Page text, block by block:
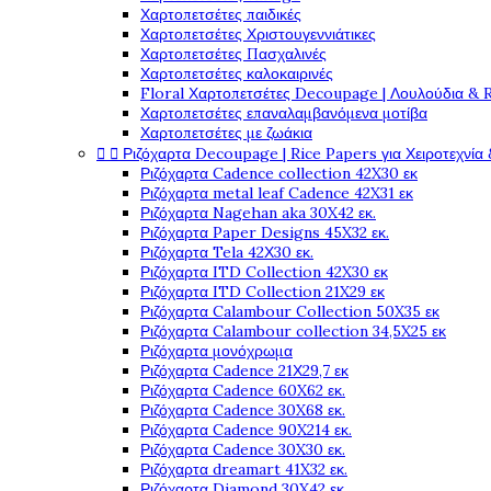
Χαρτοπετσέτες παιδικές
Χαρτοπετσέτες Χριστουγεννιάτικες
Χαρτοπετσέτες Πασχαλινές
Χαρτοπετσέτες καλοκαιρινές
Floral Χαρτοπετσέτες Decoupage | Λουλούδια &
Χαρτοπετσέτες επαναλαμβανόμενα μοτίβα
Χαρτοπετσέτες με ζωάκια
  Ριζόχαρτα Decoupage | Rice Papers για Χειροτεχνία
Ριζόχαρτα Cadence collection 42X30 εκ
Ριζόχαρτα metal leaf Cadence 42X31 εκ
Ριζόχαρτα Nagehan aka 30X42 εκ.
Ριζόχαρτα Paper Designs 45X32 εκ.
Ριζόχαρτα Tela 42Χ30 εκ.
Ριζόχαρτα ITD Collection 42X30 εκ
Ριζόχαρτα ITD Collection 21X29 εκ
Ριζόχαρτα Calambour Collection 50X35 εκ
Ριζόχαρτα Calambour collection 34,5X25 εκ
Ριζόχαρτα μονόχρωμα
Ριζόχαρτα Cadence 21Χ29,7 εκ
Ριζόχαρτα Cadence 60X62 εκ.
Ριζόχαρτα Cadence 30X68 εκ.
Ριζόχαρτα Cadence 90X214 εκ.
Ριζόχαρτα Cadence 30X30 εκ.
Ριζόχαρτα dreamart 41X32 εκ.